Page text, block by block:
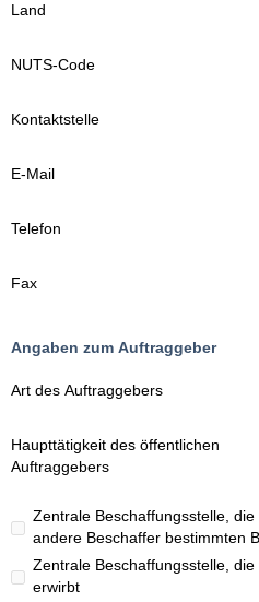
Land
NUTS-Code
Kontaktstelle
E-Mail
Telefon
Fax
Angaben zum Auftraggeber
Art des Auftraggebers
Haupttätigkeit des öffentlichen
Auftraggebers
Zentrale Beschaffungsstelle,
andere Beschaffer bestimmten
Zentrale Beschaffungsstelle,
erwirbt